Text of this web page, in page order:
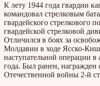
К лету 1944 года гвардии
командовал стрелковым
гвардейского стрелкового
гвардейской стрелковой
Отличился в боях за
Молдавии в ходе Ясско-
наступательной операции в
года. Был ранен, награжден
Отечественной войны 2-й